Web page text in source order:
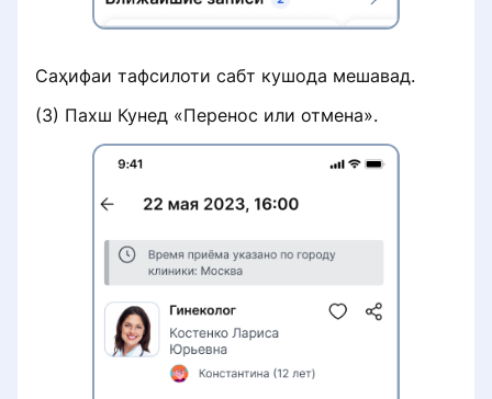
Саҳифаи тафсилоти сабт кушода мешавад.
(3) Пахш Кунед «Перенос или отмена».